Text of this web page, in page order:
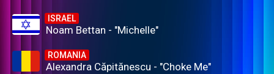
ISRAEL
Noam Bettan - "Michelle"
ROMANIA
Alexandra Căpitănescu - "Choke Me"